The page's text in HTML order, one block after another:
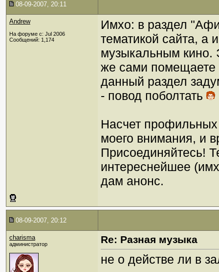
08-09-2007, 20:11
Andrew
На форуме с: Jul 2006
Сообщений: 1,174
Имхо: в раздел
тематикой сайта, а
музыкальным
же сами помещаете
данный раздел
- повод поболтать
Насчет
моего внимания, и
Присоединяйтесь!
интереснейшее
дам анонс.
08-09-2007, 20:12
charisma
администратор Re: Разная музыка
не о действе ли в